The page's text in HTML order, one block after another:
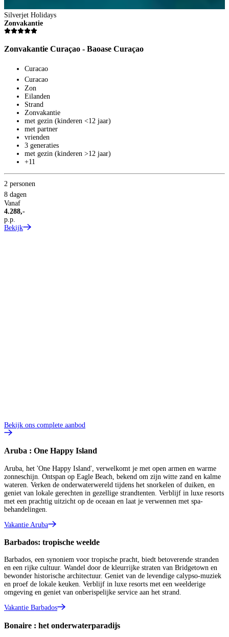
Silverjet Holidays
Zonvakantie
Zonvakantie Curaçao - Baoase Curaçao
Curacao
Curacao
Zon
Eilanden
Strand
Zonvakantie
met gezin (kinderen <12 jaar)
met partner
vrienden
3 generaties
met gezin (kinderen >12 jaar)
+11
2 personen
8 dagen
Vanaf
4.288,-
p.p.
Bekijk
Bekijk ons complete aanbod
Aruba : One Happy Island
Aruba, het 'One Happy Island', verwelkomt je met open armen en warme
zonneschijn. Ontspan op Eagle Beach, bekend om zijn witte zand en kalme
wateren. Verken de onderwaterwereld tijdens het snorkelen of duiken, en
geniet van lokale gerechten in gezellige strandtenten. Verblijf in luxe resorts
met een prachtig uitzicht op de oceaan en laat je verwennen met spa-
behandelingen.
Vakantie Aruba
Barbados: tropische weelde
Barbados, een synoniem voor tropische pracht, biedt betoverende stranden
en een rijke cultuur. Wandel door de kleurrijke straten van Bridgetown en
bewonder historische architectuur. Geniet van de levendige calypso-muziek
en proef de lokale keuken. Verblijf in luxe resorts met een weelderige
omgeving en geniet van onberispelijke service aan het strand.
Vakantie Barbados
Bonaire : het onderwaterparadijs